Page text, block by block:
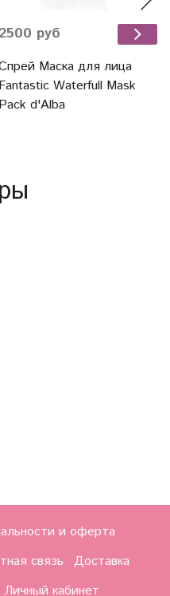
2500 руб
Маска для лица
Fantastic Waterfull Mask
Pack d'Alba
и оферта
связь
Доставка
Личный кабинет